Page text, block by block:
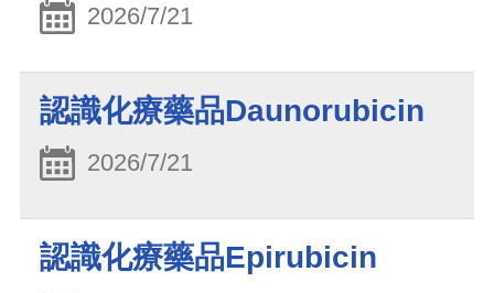
2026/7/21
認識化療藥品Daunorubicin
2026/7/21
認識化療藥品Epirubicin